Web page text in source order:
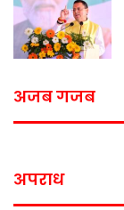
अजब गजब
अपराध